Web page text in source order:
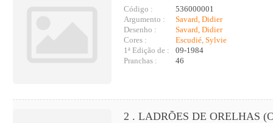
Código :
536000001
Argumento :
Savard, Didier
Desenho :
Savard, Didier
Cores :
Escudié, Sylvie
1ª Edição de :
09-1984
Pranchas :
46
2 . LADRÕES DE ORELHAS